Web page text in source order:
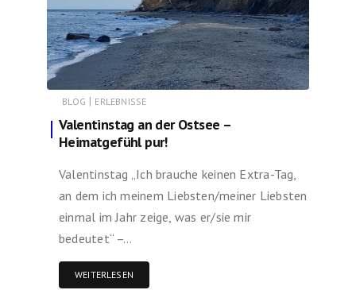
BLOG | ERLEBNISSE
Valentinstag an der Ostsee –
Heimatgefühl pur!
Valentinstag „Ich brauche keinen Extra-Tag,
an dem ich meinem Liebsten/meiner Liebsten
einmal im Jahr zeige, was er/sie mir
bedeutet“ –…
WEITERLESEN